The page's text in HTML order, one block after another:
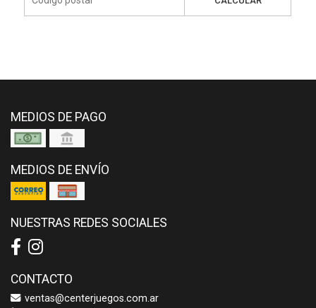
MEDIOS DE PAGO
MEDIOS DE ENVÍO
NUESTRAS REDES SOCIALES
CONTACTO
ventas@centerjuegos.com.ar